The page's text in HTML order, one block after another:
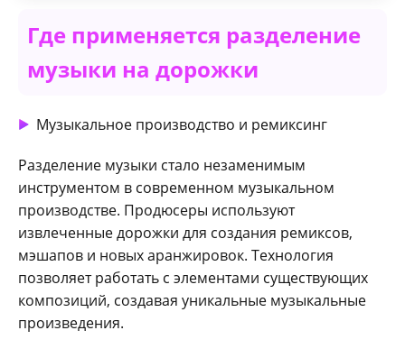
Где применяется разделение
музыки на дорожки
Музыкальное производство и ремиксинг
Разделение музыки стало незаменимым
инструментом в современном музыкальном
производстве. Продюсеры используют
извлеченные дорожки для создания ремиксов,
мэшапов и новых аранжировок. Технология
позволяет работать с элементами существующих
композиций, создавая уникальные музыкальные
произведения.